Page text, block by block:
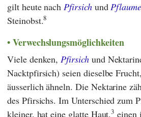
gilt heute nachPfirsichundPflaume
Steinobst.8
Verwechslungsmöglichkeiten
Viele denken, Pfirsichund
Nacktpfirsich) seien dieselbe
äusserlich ähneln. Die Nektarine
des Pfirsichs. Im Unterschied zum
kleiner, hat eine glatte Haut,3 einen